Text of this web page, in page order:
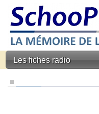
Les fiches radio